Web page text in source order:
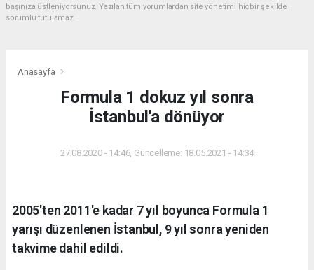
başınıza üstleniyorsunuz. Yazılan tüm yorumlardan site yönetimi hiçbir şekilde
sorumlu tutulamaz.
Anasayfa
Formula 1 dokuz yıl sonra
İstanbul'a dönüyor
27.08.2020 - 14:46, Güncelleme: 18.05.2021 - 14:34
2005'ten 2011'e kadar 7 yıl boyunca Formula 1
yarışı düzenlenen İstanbul, 9 yıl sonra yeniden
takvime dahil edildi.